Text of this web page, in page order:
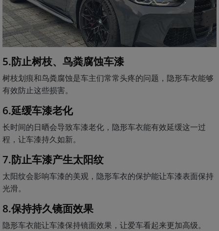
5.防止树枝、鸟粪腐蚀车漆
树枝划痕和鸟粪腐蚀是车主们常常头疼的问题，隐形车衣能够
有效防止这些损害。
6.延缓车漆老化
长时间的日晒会导致车漆老化，隐形车衣能有效延缓这一过
程，让车漆持久如新。
7.防止车漆产生太阳纹
太阳纹会影响车漆的美观，隐形车衣的保护能让车漆表面保持
光滑。
8.保持持久镜面效果
隐形车衣能让车漆保持镜面效果，让爱车看起来更加高级。